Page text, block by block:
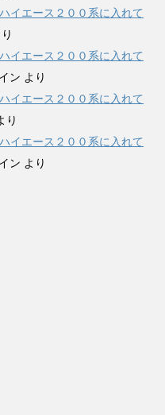
エース２００系に入れて
エース２００系に入れて
ン より
エース２００系に入れて
り
エース２００系に入れて
ン より